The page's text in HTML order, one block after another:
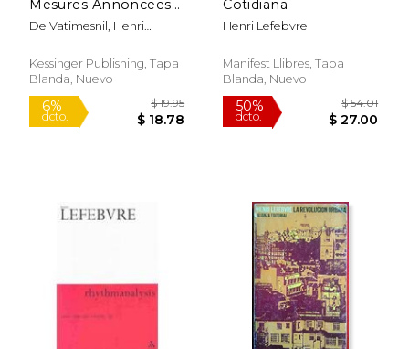
dcto. dcto.
Mesures Annoncees
En 1845: Contre Les
Associations
Francés)
De Vatimesnil, Henri
Kessinger Publishing, Tapa
Blanda, Nuevo
Cotidiana
Henri Lefebvre
Manifest Llibres, Tapa
Blanda, Nuevo